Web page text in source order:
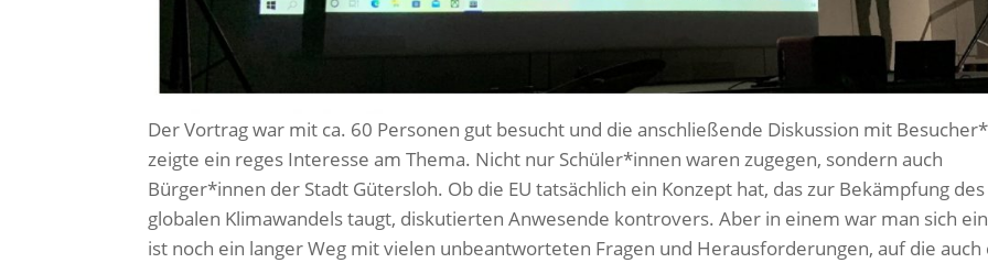
Der Vortrag war mit ca. 60 Personen gut besucht und die anschließende Diskussion mit
zeigte ein reges Interesse am Thema. Nicht nur Schüler*innen waren zugegen, sondern auch
Bürger*innen der Stadt Gütersloh. Ob die EU tatsächlich ein Konzept hat, das zur Bekämpfung des
globalen Klimawandels taugt, diskutierten Anwesende kontrovers. Aber in einem war man sich
ist noch ein langer Weg mit vielen unbeantworteten Fragen und Herausforderungen, auf die auch